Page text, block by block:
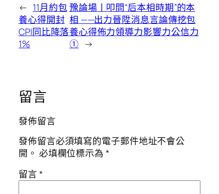
← 11月約包
養心得開封
CPI同比降落
1%
豫論場丨叩問“后本相時期”的本
相 ——出力晉陞消息言論傳挖包
養心得佈力領導力影響力公信力
① →
留言
發佈留言
發佈留言必須填寫的電子郵件地址不會公
開。 必填欄位標示為*
留言*